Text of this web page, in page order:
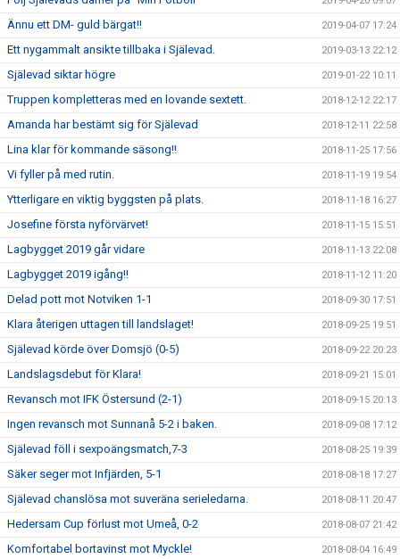
Ännu ett DM- guld bärgat!! 2019-04-07 17:24
Ett nygammalt ansikte tillbaka i Själevad. 2019-03-13 22:12
Själevad siktar högre 2019-01-22 10:11
Truppen kompletteras med en lovande sextett. 2018-12-12 22:17
Amanda har bestämt sig för Själevad 2018-12-11 22:58
Lina klar för kommande säsong!! 2018-11-25 17:56
Vi fyller på med rutin. 2018-11-19 19:54
Ytterligare en viktig byggsten på plats. 2018-11-18 16:27
Josefine första nyförvärvet! 2018-11-15 15:51
Lagbygget 2019 går vidare 2018-11-13 22:08
Lagbygget 2019 igång!! 2018-11-12 11:20
Delad pott mot Notviken 1-1 2018-09-30 17:51
Klara återigen uttagen till landslaget! 2018-09-25 19:51
Själevad körde över Domsjö (0-5) 2018-09-22 20:23
Landslagsdebut för Klara! 2018-09-21 15:01
Revansch mot IFK Östersund (2-1) 2018-09-15 20:13
Ingen revansch mot Sunnanå 5-2 i baken. 2018-09-08 17:12
Själevad föll i sexpoängsmatch,7-3 2018-08-25 19:39
Säker seger mot Infjärden, 5-1 2018-08-18 17:27
Själevad chanslösa mot suveräna serieledarna. 2018-08-11 20:47
Hedersam Cup förlust mot Umeå, 0-2 2018-08-07 21:42
Komfortabel bortavinst mot Myckle! 2018-08-04 16:49